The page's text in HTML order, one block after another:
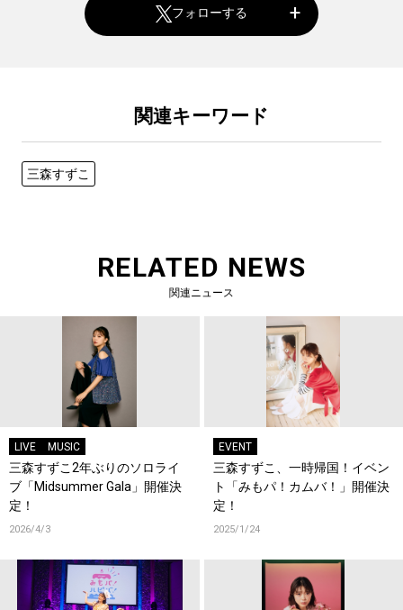
フォローする
関連キーワード
三森すずこ
RELATED NEWS
関連ニュース
LIVE MUSIC
三森すずこ2年ぶりのソロライ
ブ「Midsummer Gala」開催決
定！
2026/4/3
EVENT
三森すずこ、一時帰国！イベン
ト「みもパ！カムバ！」開催決
定！
2025/1/24